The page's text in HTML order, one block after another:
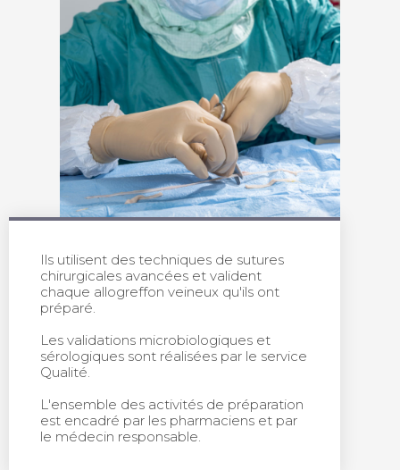
Ils utilisent des techniques de sutures
chirurgicales avancées et valident
chaque allogreffon veineux qu'ils ont
préparé.
Les validations microbiologiques et
sérologiques sont réalisées par le service
Qualité.
L'ensemble des activités de préparation
est encadré par les pharmaciens et par
le médecin responsable.